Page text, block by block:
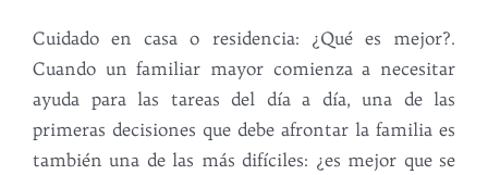
Cuidado en casa o residencia: ¿Qué es mejor?.
Cuando un familiar mayor comienza a necesitar
ayuda para las tareas del día a día, una de las
primeras decisiones que debe afrontar la familia es
también una de las más difíciles: ¿es mejor que se